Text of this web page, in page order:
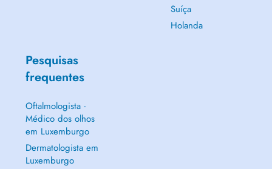
Suíça
Holanda
Pesquisas
frequentes
Oftalmologista -
Médico dos olhos
em Luxemburgo
Dermatologista em
Luxemburgo